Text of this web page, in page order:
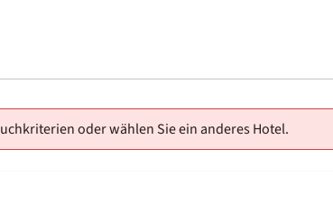
oder wählen Sie ein anderes Hotel.